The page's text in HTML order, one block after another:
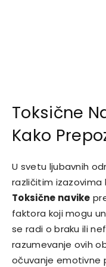
Toksične
Kako
U svetu ljubavnih
različitim izazovima
Toksične navike
faktora koji mogu
se radi o braku ili
razumevanje ovih
očuvanje emotivne